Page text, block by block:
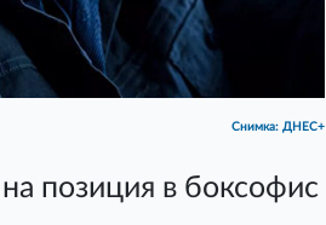
Снимка: ДНЕС+
позиция в боксофис